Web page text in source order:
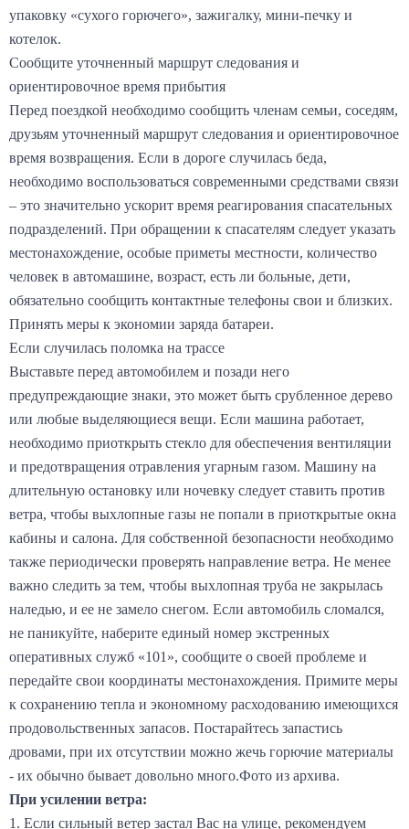
упаковку «сухого горючего», зажигалку, мини-печку и
котелок.
Сообщите уточненный маршрут следования и
ориентировочное время прибытия
Перед поездкой необходимо сообщить членам семьи, соседям,
друзьям уточненный маршрут следования и ориентировочное
время возвращения. Если в дороге случилась беда,
необходимо воспользоваться современными средствами связи
– это значительно ускорит время реагирования спасательных
подразделений. При обращении к спасателям следует указать
местонахождение, особые приметы местности, количество
человек в автомашине, возраст, есть ли больные, дети,
обязательно сообщить контактные телефоны свои и близких.
Принять меры к экономии заряда батареи.
Если случилась поломка на трассе
Выставьте перед автомобилем и позади него
предупреждающие знаки, это может быть срубленное дерево
или любые выделяющиеся вещи. Если машина работает,
необходимо приоткрыть стекло для обеспечения вентиляции
и предотвращения отравления угарным газом. Машину на
длительную остановку или ночевку следует ставить против
ветра, чтобы выхлопные газы не попали в приоткрытые окна
кабины и салона. Для собственной безопасности необходимо
также периодически проверять направление ветра. Не менее
важно следить за тем, чтобы выхлопная труба не закрылась
наледью, и ее не замело снегом. Если автомобиль сломался,
не паникуйте, наберите единый номер экстренных
оперативных служб «101», сообщите о своей проблеме и
передайте свои координаты местонахождения. Примите меры
к сохранению тепла и экономному расходованию имеющихся
продовольственных запасов. Постарайтесь запастись
дровами, при их отсутствии можно жечь горючие материалы
- их обычно бывает довольно много.Фото из архива.
При усилении ветра:
1. Если сильный ветер застал Вас на улице, рекомендуем